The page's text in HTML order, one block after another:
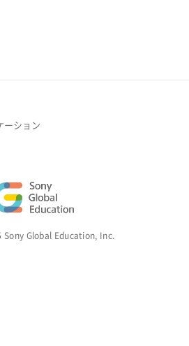
ーション
Global Education, Inc.